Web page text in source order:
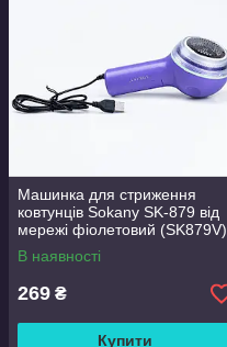
Машинка для стриження
ковтунців Sokany SK-879 від
мережі фіолетовий (SK879V)
В наявності
269 ₴
Купити